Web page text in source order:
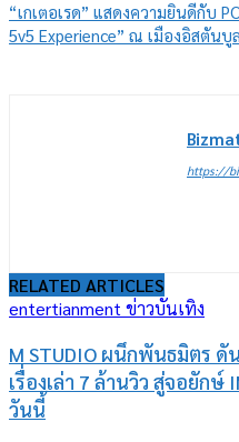
“เกเตอเรด” แสดงความยินดีกับ
5v5 Experience” ณ เมืองอิสตันบู
https://
RELATED ARTICLES
entertianment ข่าวบันเทิง
M STUDIO ผนึกพันธมิตร
เรื่องเล่า 7 ล้านวิว สู่จอยักษ์
วันนี้